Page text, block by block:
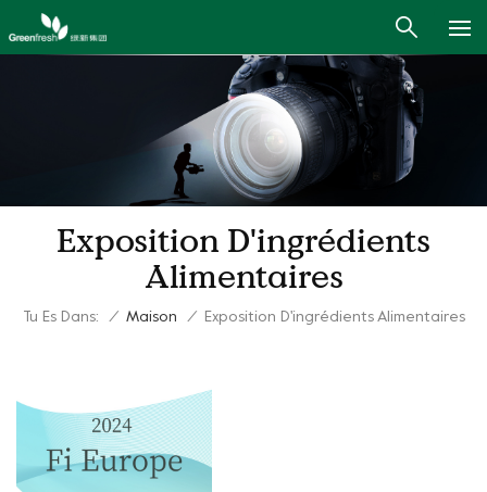
Exposition D'ingrédients
Alimentaires
Tu Es Dans: / Maison / Exposition D'ingrédients Alimentaires